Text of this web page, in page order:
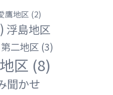
鷹地区 (2)
浮島地区
第二地区 (3)
区 (8)
聞かせ